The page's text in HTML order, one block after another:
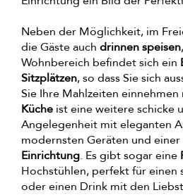
Neben der Möglichkeit, im
die Gäste auch drinnen speisen
Wohnbereich befindet sich ein
Sitzplätzen, so dass Sie sich
Sie Ihre Mahlzeiten
Küche ist eine weitere schicke
Angelegenheit mit eleganten
modernsten Geräten und einer
Einrichtung. Es gibt sogar eine
Hochstühlen, perfekt für einen
oder einen Drink mit den